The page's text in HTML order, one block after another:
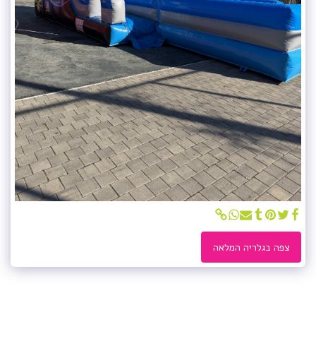
צפה בגלריה המלאה